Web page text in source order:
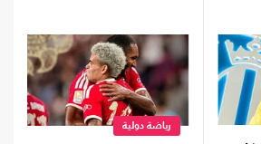
رياضة دولية